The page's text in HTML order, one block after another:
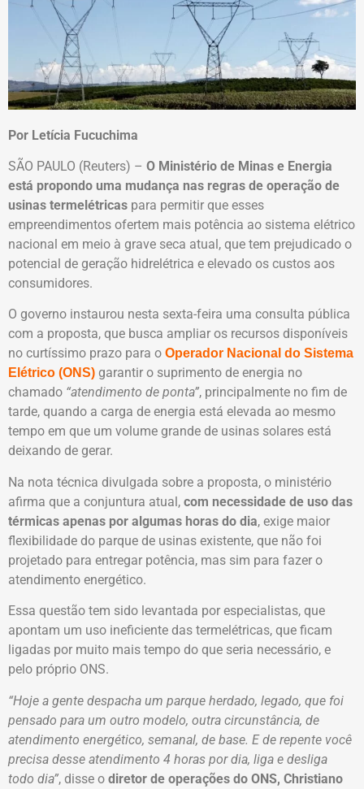
Por Letícia Fucuchima
SÃO PAULO (Reuters) – O Ministério de Minas e Energia
está propondo uma mudança nas regras de operação de
usinas termelétricas para permitir que esses
empreendimentos ofertem mais potência ao sistema elétrico
nacional em meio à grave seca atual, que tem prejudicado o
potencial de geração hidrelétrica e elevado os custos aos
consumidores.
O governo instaurou nesta sexta-feira uma consulta pública
com a proposta, que busca ampliar os recursos disponíveis
no curtíssimo prazo para o Operador Nacional do Sistema
Elétrico (ONS) garantir o suprimento de energia no
chamado “atendimento de ponta”, principalmente no fim de
tarde, quando a carga de energia está elevada ao mesmo
tempo em que um volume grande de usinas solares está
deixando de gerar.
Na nota técnica divulgada sobre a proposta, o ministério
afirma que a conjuntura atual, com necessidade de uso das
térmicas apenas por algumas horas do dia, exige maior
flexibilidade do parque de usinas existente, que não foi
projetado para entregar potência, mas sim para fazer o
atendimento energético.
Essa questão tem sido levantada por especialistas, que
apontam um uso ineficiente das termelétricas, que ficam
ligadas por muito mais tempo do que seria necessário, e
pelo próprio ONS.
“Hoje a gente despacha um parque herdado, legado, que foi
pensado para um outro modelo, outra circunstância, de
atendimento energético, semanal, de base. E de repente você
precisa desse atendimento 4 horas por dia, liga e desliga
todo dia”, disse o diretor de operações do ONS, Christiano